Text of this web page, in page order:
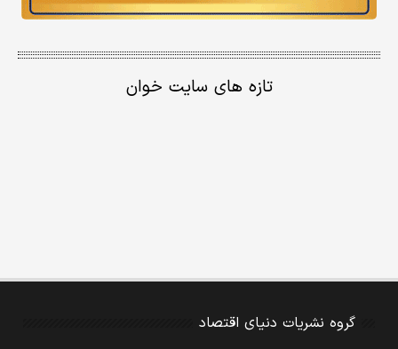
تازه های سایت خوان
گروه نشریات دنیای اقتصاد